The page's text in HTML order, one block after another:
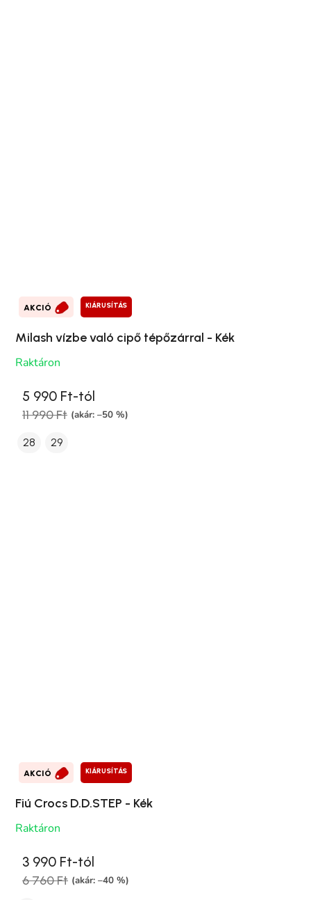
AKCIÓ KIÁRUSÍTÁS
Milash vízbe való cipő tépőzárral - Kék
Raktáron
5 990 Ft-tól
11 990 Ft (akár: –50 %)
28 29
AKCIÓ KIÁRUSÍTÁS
Fiú Crocs D.D.STEP - Kék
Raktáron
3 990 Ft-tól
6 760 Ft (akár: –40 %)